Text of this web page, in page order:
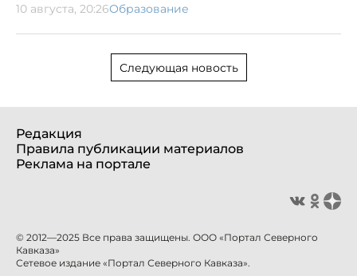
10 августа, 20:26Образование
Следующая новость
Редакция
Правила публикации материалов
Реклама на портале
© 2012—2025 Все права защищены. ООО «Портал Северного
Кавказа»
Сетевое издание «Портал Северного Кавказа».